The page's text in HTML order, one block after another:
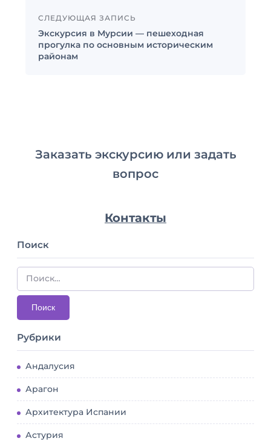
СЛЕДУЮЩАЯ ЗАПИСЬ
Экскурсия в Мурсии — пешеходная
прогулка по основным историческим
районам
Заказать экскурсию или задать
вопрос
Контакты
Поиск
Рубрики
Андалусия
Арагон
Архитектура Испании
Астурия